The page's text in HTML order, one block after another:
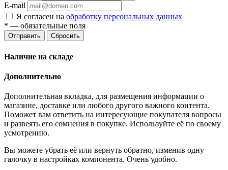
E-mail
Я согласен на обработку персональных данных
* — обязательные поля
Отправить Сбросить
Наличие на складе
Дополнительно
Дополнительная вкладка, для размещения информации о
магазине, доставке или любого другого важного контента.
Поможет вам ответить на интересующие покупателя вопросы
и развеять его сомнения в покупке. Используйте её по своему
усмотрению.
Вы можете убрать её или вернуть обратно, изменив одну
галочку в настройках компонента. Очень удобно.